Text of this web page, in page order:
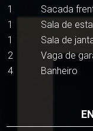
1
Sacada
1
Sala de
1
Sala de
2
Vaga de
4
Banheiro